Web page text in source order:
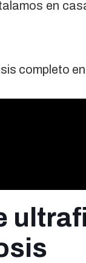
en
completo